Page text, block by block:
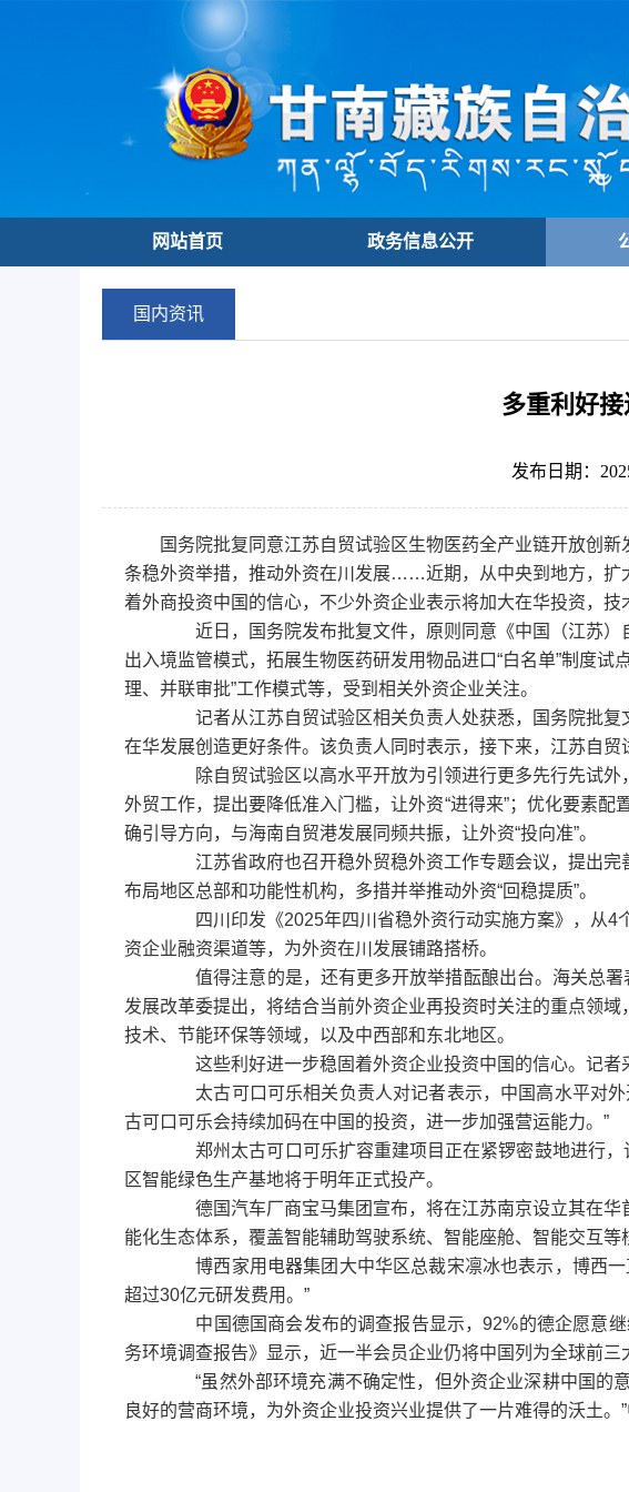
网站首页 政务信息公开
国内资讯
多重利好
发布日期：
国务院批复同意江苏自贸试验区生物医药全产业链开放创
条稳外资举措，推动外资在川发展……近期，从中央到地方，扩
着外商投资中国的信心，不少外资企业表示将加大在华投资，技
近日，国务院发布批复文件，原则同意《中国（江苏）
出入境监管模式，拓展生物医药研发用物品进口“白名单”制度
理、并联审批”工作模式等，受到相关外资企业关注。
记者从江苏自贸试验区相关负责人处获悉，国务院批复
在华发展创造更好条件。该负责人同时表示，接下来，江苏自
除自贸试验区以高水平开放为引领进行更多先行先试外
外贸工作，提出要降低准入门槛，让外资“进得来”；优化要素配
确引导方向，与海南自贸港发展同频共振，让外资“投向准”。
江苏省政府也召开稳外贸稳外资工作专题会议，提出完
布局地区总部和功能性机构，多措并举推动外资“回稳提质”。
四川印发《2025年四川省稳外资行动实施方案》，从4
资企业融资渠道等，为外资在川发展铺路搭桥。
值得注意的是，还有更多开放举措酝酿出台。海关总署
发展改革委提出，将结合当前外资企业再投资时关注的重点领
技术、节能环保等领域，以及中西部和东北地区。
这些利好进一步稳固着外资企业投资中国的信心。记者
太古可口可乐相关负责人对记者表示，中国高水平对外
古可口可乐会持续加码在中国的投资，进一步加强营运能力。”
郑州太古可口可乐扩容重建项目正在紧锣密鼓地进行，
区智能绿色生产基地将于明年正式投产。
德国汽车厂商宝马集团宣布，将在江苏南京设立其在华
能化生态体系，覆盖智能辅助驾驶系统、智能座舱、智能交互等
博西家用电器集团大中华区总裁宋凛冰也表示，博西一
超过30亿元研发费用。”
中国德国商会发布的调查报告显示，92%的德企愿意继
务环境调查报告》显示，近一半会员企业仍将中国列为全球前三
“虽然外部环境充满不确定性，但外资企业深耕中国的意
良好的营商环境，为外资企业投资兴业提供了一片难得的沃土。